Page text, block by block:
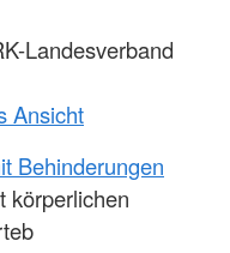
Landesverband
Ansicht
Behinderungen
körperlichen